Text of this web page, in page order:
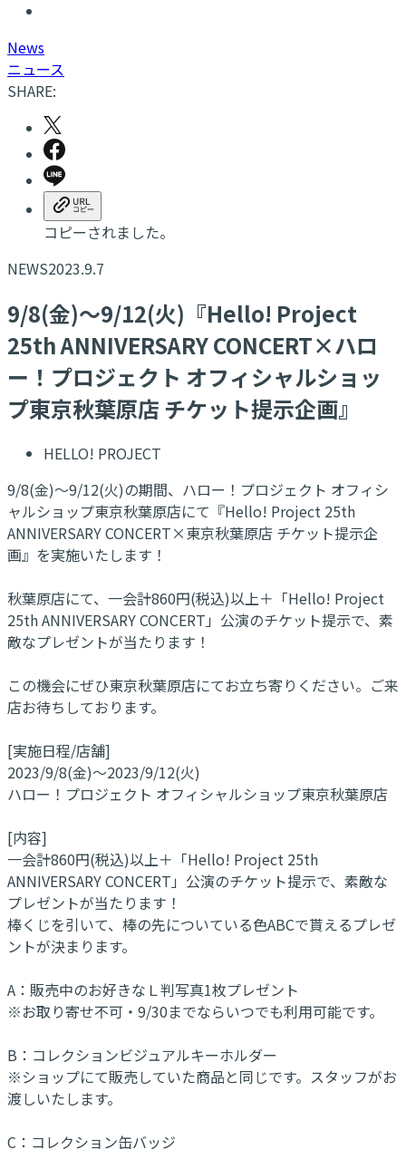
News
ニュース
SHARE:
コピーされました。
NEWS2023.9.7
9/8(金)～9/12(火)『Hello! Project
25th ANNIVERSARY CONCERT×ハロ
ー！プロジェクト オフィシャルショッ
プ東京秋葉原店 チケット提示企画』
HELLO! PROJECT
9/8(金)～9/12(火)の期間、ハロー！プロジェクト オフィシ
ャルショップ東京秋葉原店にて『Hello! Project 25th
ANNIVERSARY CONCERT×東京秋葉原店 チケット提示企
画』を実施いたします！
秋葉原店にて、一会計860円(税込)以上＋「Hello! Project
25th ANNIVERSARY CONCERT」公演のチケット提示で、素
敵なプレゼントが当たります！
この機会にぜひ東京秋葉原店にてお立ち寄りください。ご来
店お待ちしております。
[実施日程/店舗]
2023/9/8(金)～2023/9/12(火)
ハロー！プロジェクト オフィシャルショップ東京秋葉原店
[内容]
一会計860円(税込)以上＋「Hello! Project 25th
ANNIVERSARY CONCERT」公演のチケット提示で、素敵な
プレゼントが当たります！
棒くじを引いて、棒の先についている色ABCで貰えるプレゼ
ントが決まります。
A：販売中のお好きなＬ判写真1枚プレゼント
※お取り寄せ不可・9/30までならいつでも利用可能です。
B：コレクションビジュアルキーホルダー
※ショップにて販売していた商品と同じです。スタッフがお
渡しいたします。
C：コレクション缶バッジ